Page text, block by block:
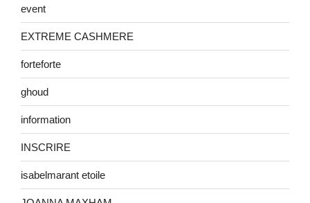
event
EXTREME CASHMERE
forteforte
ghoud
information
INSCRIRE
isabelmarant etoile